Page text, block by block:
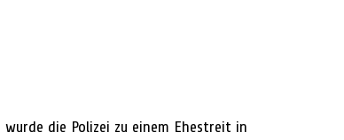
wurde die Polizei zu einem Ehestreit in